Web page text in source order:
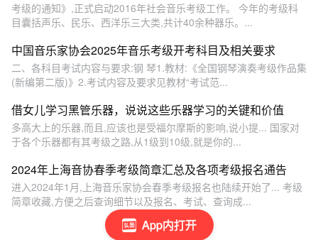
App内打开
考级的通知》,正式启动2016年社会音乐考级工作。 今年的考级科
目囊括声乐、民乐、西洋乐三大类,共计40余种器乐。...
中国音乐家协会2025年音乐考级开考科目及相关要求
二、各科目考试内容与要求:钢 琴1.教材:《全国钢琴演奏考级作品集
(新编第二版)》2.考试内容及要求见教材“考试范...
借女儿学习黑管乐器，说说这些乐器学习的关键和价值
多高大上的乐器,而且,应该也是受福尔摩斯的影响,说小提... 国家对
于各个乐器都有其考级之路,从1级到10级,就是你的...
2024年上海音协春季考级简章汇总及各项考级报名通告
进入2024年1月,上海音乐家协会春季考级报名也陆续开始了... 考级
简章收藏,方便之后查询细节以及报名、考试、查询成...